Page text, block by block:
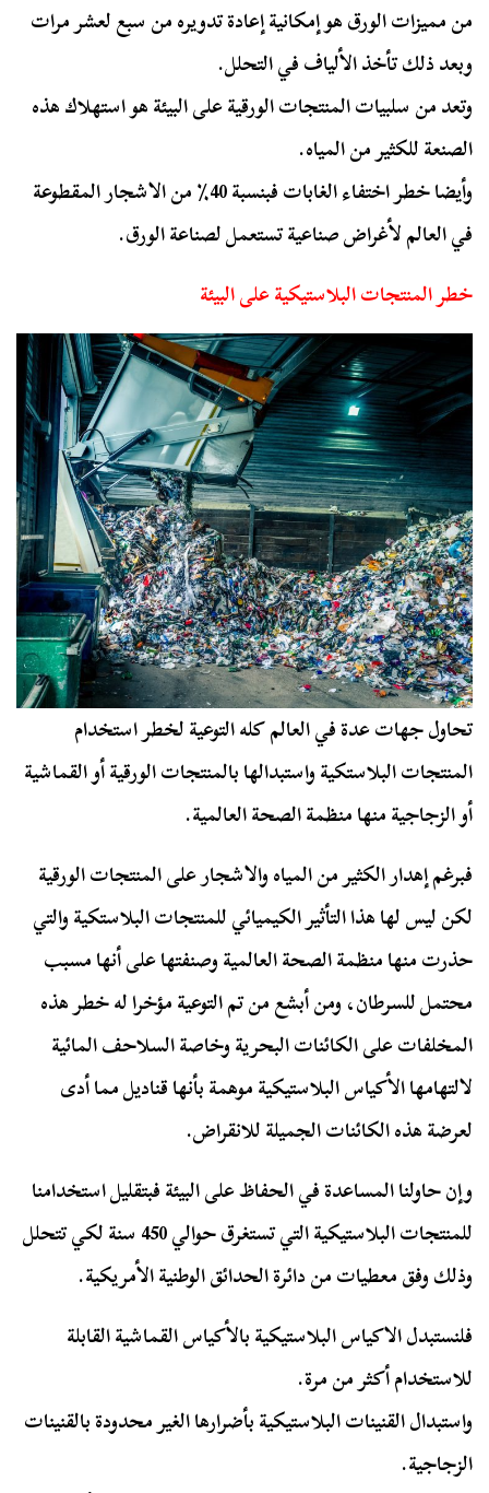
من مميزات الورق هو إمكانية إعادة تدويره من سبع لعشر مرات
وبعد ذلك تأخذ الألياف في التحلل.
وتعد من سلبيات المنتجات الورقية على البيئة هو استهلاك هذه
الصنعة للكثير من المياه.
وأيضا خطر اختفاء الغابات فبنسبة 40٪ من الاشجار المقطوعة
في العالم لأغراض صناعية تستعمل لصناعة الورق.
خطر المنتجات البلاستيكية على البيئة
تحاول جهات عدة في العالم كله التوعية لخطر استخدام
المنتجات البلاستكية واستبدالها بالمنتجات الورقية أو القماشية
أو الزجاجية منها منظمة الصحة العالمية.
فبرغم إهدار الكثير من المياه والاشجار على المنتجات الورقية
لكن ليس لها هذا التأثير الكيميائي للمنتجات البلاستكية والتي
حذرت منها منظمة الصحة العالمية وصنفتها على أنها مسبب
محتمل للسرطان،ومن أبشع من تم التوعية مؤخرا له خطر هذه
المخلفات على الكائنات البحرية وخاصة السلاحف المائية
لالتهامها الأكياس البلاستيكية موهمة بأنها قناديل مما أدى
لعرضة هذه الكائنات الجميلة للانقراض.
وإن حاولنا المساعدة في الحفاظ على البيئة فبتقليل استخدامنا
للمنتجات البلاستيكية التي تستغرق حوالي 450 سنة لكي تتحلل
وذلك وفق معطيات من دائرة الحدائق الوطنية الأمريكية.
فلنستبدل الاكياس البلاستيكية بالأكياس القماشية القابلة
للاستخدام أكثر من مرة.
واستبدال القنينات البلاستيكية بأضرارها الغير محدودة بالقنينات
الزجاجية.